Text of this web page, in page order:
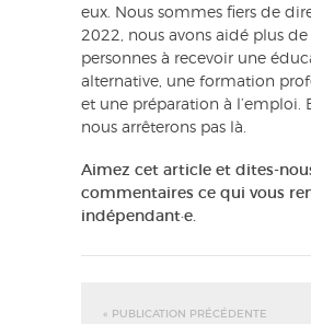
eux. Nous sommes fiers de
2022, nous avons aidé plus
personnes à recevoir une
alternative, une formation
et une préparation à l’emploi.
nous arrêterons pas là.
Aimez cet article et dites-
commentaires ce qui vous
indépendant·e.
« PUBLICATION PRÉCÉDENTE